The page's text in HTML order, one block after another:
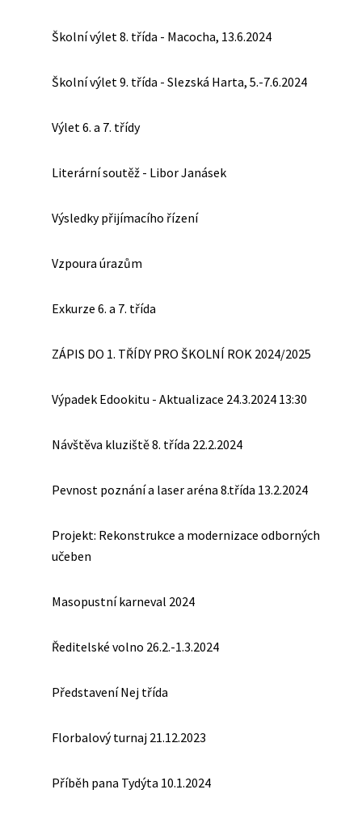
Školní výlet 8. třída - Macocha, 13.6.2024
Školní výlet 9. třída - Slezská Harta, 5.-7.6.2024
Výlet 6. a 7. třídy
Literární soutěž - Libor Janásek
Výsledky přijímacího řízení
Vzpoura úrazům
Exkurze 6. a 7. třída
ZÁPIS DO 1. TŘÍDY PRO ŠKOLNÍ ROK 2024/2025
Výpadek Edookitu - Aktualizace 24.3.2024 13:30
Návštěva kluziště 8. třída 22.2.2024
Pevnost poznání a laser aréna 8.třída 13.2.2024
Projekt: Rekonstrukce a modernizace odborných
učeben
Masopustní karneval 2024
Ředitelské volno 26.2.-1.3.2024
Představení Nej třída
Florbalový turnaj 21.12.2023
Příběh pana Tydýta 10.1.2024